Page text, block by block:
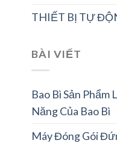
THIẾT BỊ TỰ
BÀI VIẾT
Bao Bì Sản Phẩm
Năng Của Bao Bì
Máy Đóng Gói